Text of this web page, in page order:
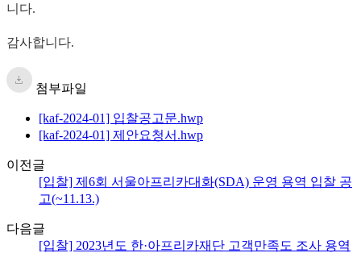
니다.
감사합니다.
첨부파일
[kaf-2024-01] 입찰공고문.hwp
[kaf-2024-01] 제안요청서.hwp
이전글
[입찰] 제6회 서울아프리카대화(SDA) 운영 용역 입찰 공
고(~11.13.)
다음글
[입찰] 2023년도 한·아프리카재단 고객만족도 조사 용역